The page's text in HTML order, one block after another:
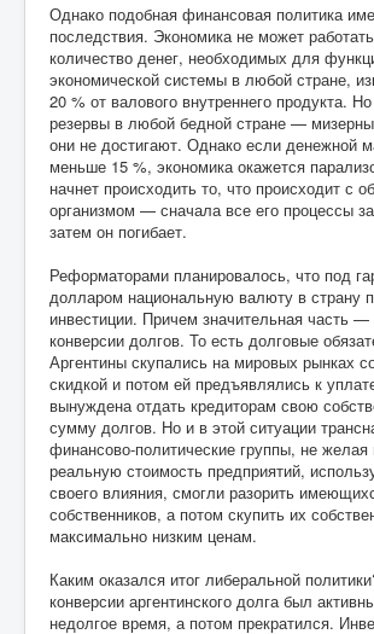
Однако подобная финансовая политика
последствия. Экономика не может
количество денег, необходимых для
экономической системы в любой стране,
20 % от валового внутреннего продукта.
резервы в любой бедной стране —
они не достигают. Однако если денежной
меньше 15 %, экономика окажется
начнет происходить то, что происходит с
организмом — сначала все его процессы
затем он погибает.
Реформаторами планировалось, что под
долларом национальную валюту в страну
инвестиции. Причем значительная часть —
конверсии долгов. То есть долговые
Аргентины скупались на мировых рынках
скидкой и потом ей предъявлялись к
вынуждена отдать кредиторам свою
сумму долгов. Но и в этой ситуации
финансово-политические группы, не желая
реальную стоимость предприятий,
своего влияния, смогли разорить
собственников, а потом скупить их
максимально низким ценам.
Каким оказался итог либеральной
конверсии аргентинского долга был
недолгое время, а потом прекратился.